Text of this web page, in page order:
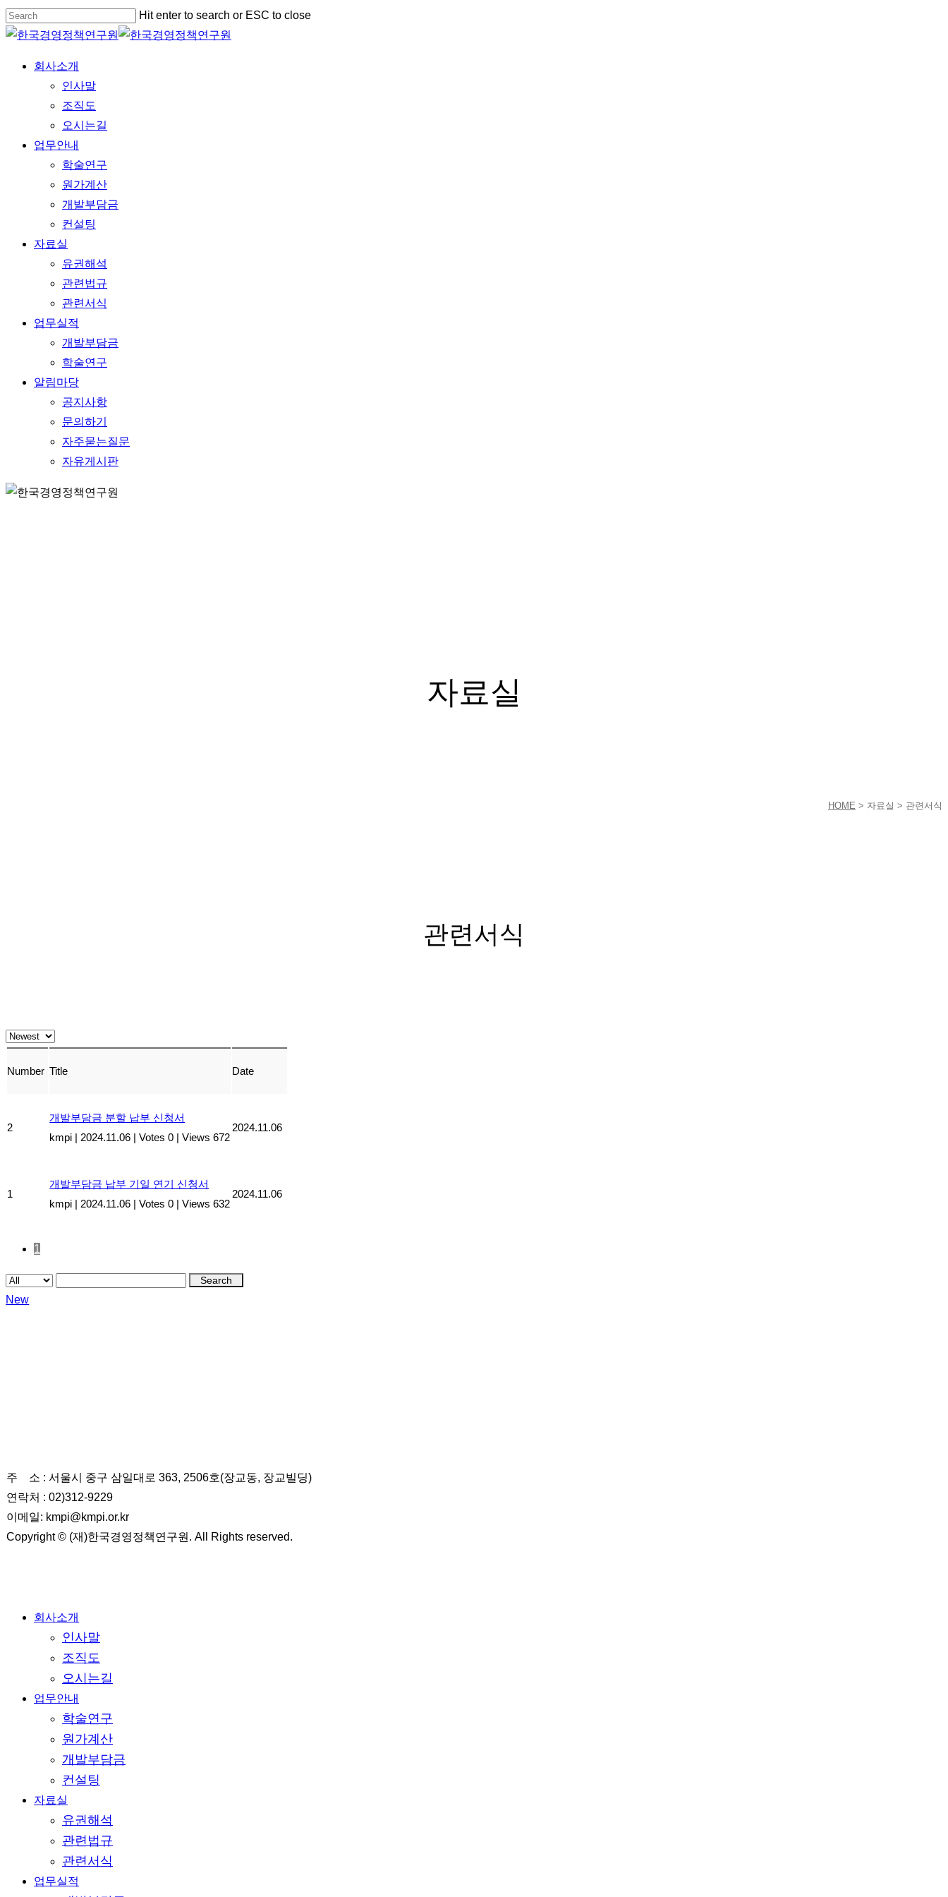
Skip
to
content
Hit enter to search or ESC to close
Close
Menu
회사소개
인사말
조직도
오시는길
업무안내
학술연구
원가계산
개발부담금
컨설팅
자료실
유권해석
관련법규
관련서식
업무실적
개발부담금
학술연구
알림마당
공지사항
문의하기
자주묻는질문
자유게시판
자료실
HOME > 자료실 > 관련서식
관련서식
Number Title Date
2
개발부담금 분할 납부 신청서
kmpi | 2024.11.06 | Votes 0 | Views 672
2024.11.06
1
개발부담금 납부 기일 연기 신청서
kmpi | 2024.11.06 | Votes 0 | Views 632
2024.11.06
1
Search
New
주 소 : 서울시 중구 삼일대로 363, 2506호(장교동, 장교빌딩)
연락처 : 02)312-9229
이메일: kmpi@kmpi.or.kr
Copyright © (재)한국경영정책연구원. All Rights reserved.
Close 회사소개
인사말
조직도
오시는길
업무안내
학술연구
원가계산
개발부담금
컨설팅
자료실
유권해석
관련법규
관련서식
업무실적